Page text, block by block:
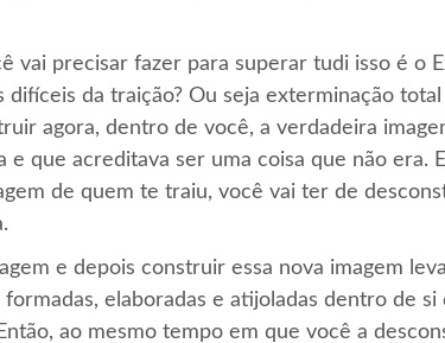
vai precisar fazer para superar tudi isso é o
difíceis da traição? Ou seja exterminação
agora, dentro de você, a verdadeira
e que acreditava ser uma coisa que não era.
de quem te traiu, você vai ter de
e depois construir essa nova imagem
elaboradas e atijoladas dentro de si
ao mesmo tempo em que você a